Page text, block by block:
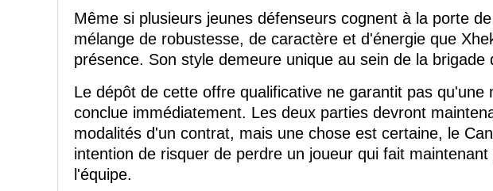
Même si plusieurs jeunes défenseurs cognent à la porte
mélange de robustesse, de caractère et d'énergie que
présence. Son style demeure unique au sein de la brigade
Le dépôt de cette offre qualificative ne garantit pas qu'une
conclue immédiatement. Les deux parties devront
modalités d'un contrat, mais une chose est certaine, le
intention de risquer de perdre un joueur qui fait
l'équipe.